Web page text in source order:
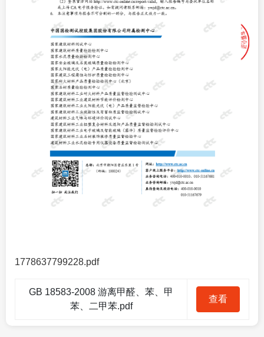
1778637799228.pdf
GB 18583-2008 游离甲醛、苯、甲
苯、二甲苯.pdf
查看